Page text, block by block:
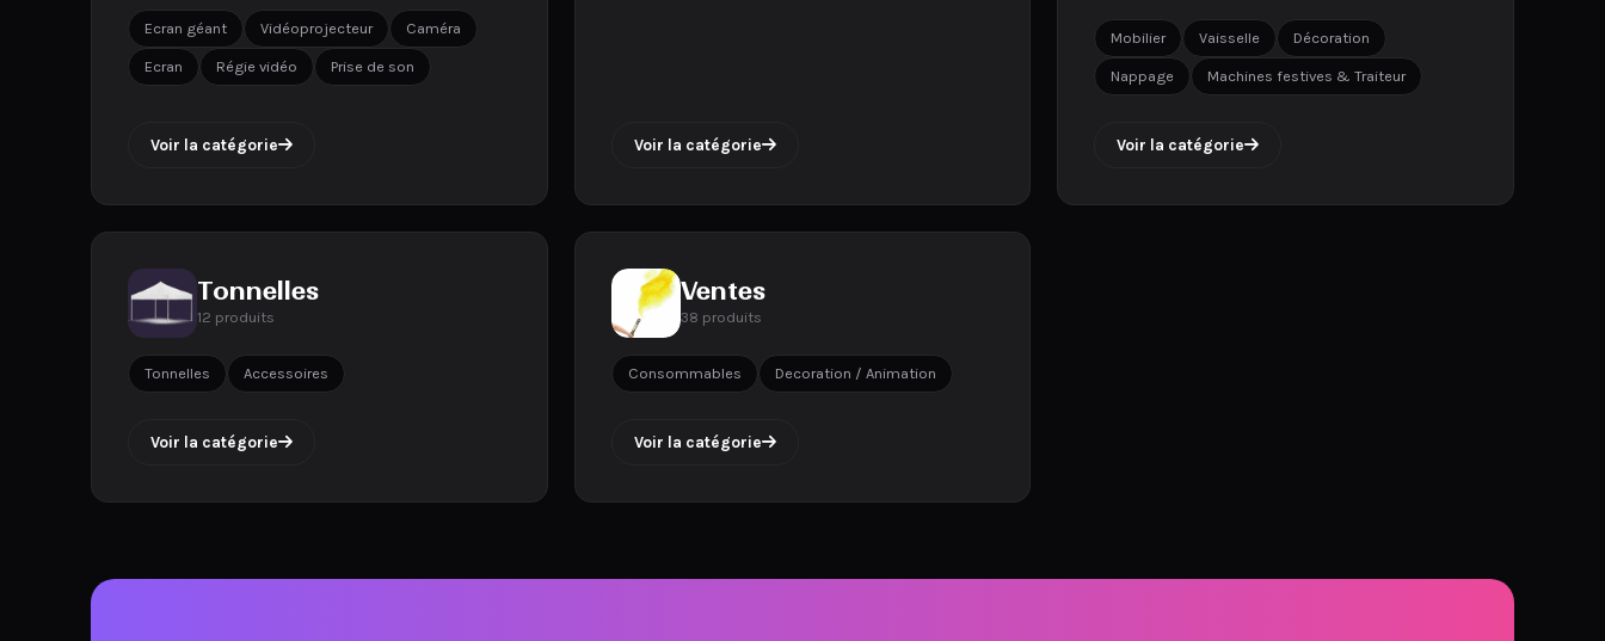
Ecran géant Vidéoprojecteur Caméra
Ecran Régie vidéo Prise de son
Voir la catégorie Voir la catégorie
Mobilier Vaisselle Décoration
Nappage Machines festives & Traiteur
Voir la catégorie
Tonnelles
12 produits
Tonnelles Accessoires
Voir la catégorie
Ventes
38 produits
Consommables Decoration / Animation
Voir la catégorie